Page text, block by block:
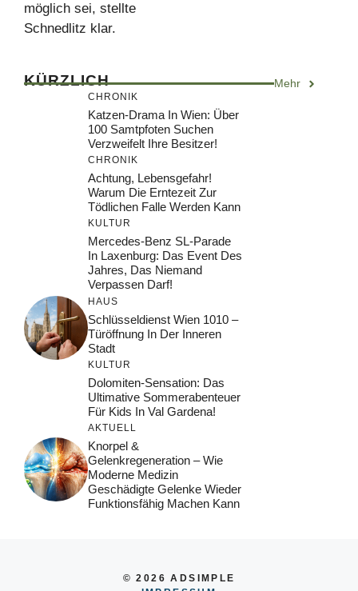
möglich sei, stellte
Schnedlitz klar.
KÜRZLICH Mehr
CHRONIK
Katzen-Drama In Wien: Über
100 Samtpfoten Suchen
Verzweifelt Ihre Besitzer!
CHRONIK
Achtung, Lebensgefahr!
Warum Die Erntezeit Zur
Tödlichen Falle Werden Kann
KULTUR
Mercedes-Benz SL-Parade
In Laxenburg: Das Event Des
Jahres, Das Niemand
Verpassen Darf!
HAUS
Schlüsseldienst Wien 1010 –
Türöffnung In Der Inneren
Stadt
KULTUR
Dolomiten-Sensation: Das
Ultimative Sommerabenteuer
Für Kids In Val Gardena!
AKTUELL
Knorpel &
Gelenkregeneration – Wie
Moderne Medizin
Geschädigte Gelenke Wieder
Funktionsfähig Machen Kann
© 2026 ADSIMPLE